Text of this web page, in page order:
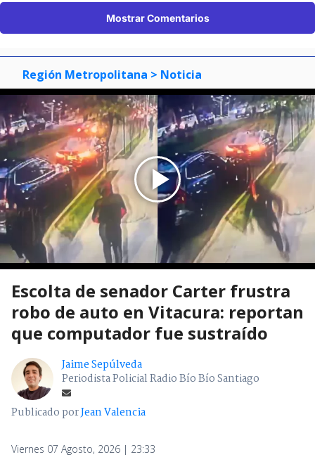
Mostrar Comentarios
Región Metropolitana > Noticia
Escolta de senador Carter frustra
robo de auto en Vitacura: reportan
que computador fue sustraído
Jaime Sepúlveda
Periodista Policial Radio Bío Bío Santiago
Publicado porJean Valencia
Viernes 07 Agosto, 2026 | 23:33